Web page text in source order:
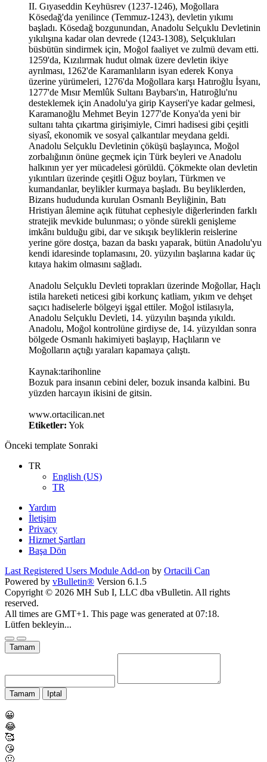
II. Gıyaseddin Keyhüsrev (1237-1246), Moğollara
Kösedağ'da yenilince (Temmuz-1243), devletin yıkımı
başladı. Kösedağ bozgunundan, Anadolu Selçuklu Devletinin
yıkılışına kadar olan devrede (1243-1308), Selçukluları
büsbütün sindirmek için, Moğol faaliyet ve zulmü devam etti.
1259'da, Kızılırmak hudut olmak üzere devletin ikiye
ayrılması, 1262'de Karamanlıların isyan ederek Konya
üzerine yürümeleri, 1276'da Moğollara karşı Hatıroğlu İsyanı,
1277'de Mısır Memlûk Sultanı Baybars'ın, Hatıroğlu'nu
desteklemek için Anadolu'ya girip Kayseri'ye kadar gelmesi,
Karamanoğlu Mehmet Beyin 1277'de Konya'da yeni bir
sultanı tahta çıkartma girişimiyle, Cimri hadisesi gibi çeşitli
siyasî, ekonomik ve sosyal çalkantılar meydana geldi.
Anadolu Selçuklu Devletinin çöküşü başlayınca, Moğol
zorbalığının önüne geçmek için Türk beyleri ve Anadolu
halkının yer yer mücadelesi görüldü. Çökmekte olan devletin
yıkıntıları üzerinde çeşitli Oğuz boyları, Türkmen ve
kumandanlar, beylikler kurmaya başladı. Bu beyliklerden,
Bizans hududunda kurulan Osmanlı Beyliğinin, Batı
Hristiyan âlemine açık fütuhat cephesiyle diğerlerinden farklı
stratejik mevkide bulunması; o yönde sürekli genişleme
imkânı bulduğu gibi, dar ve sıkışık beyliklerin reislerine
yerine göre dostça, bazan da baskı yaparak, bütün Anadolu'yu
kendi idaresinde toplamasını, 20. yüzyılın başlarına kadar üç
kıtaya hakim olmasını sağladı.
Anadolu Selçuklu Devleti toprakları üzerinde Moğollar, Haçlı
istila hareketi neticesi gibi korkunç katliam, yıkım ve dehşet
saçıcı hadiselerle bölgeyi işgal ettiler. Moğol istilasıyla,
Anadolu Selçuklu Devleti, 14. yüzyılın başında yıkıldı.
Anadolu, Moğol kontrolüne girdiyse de, 14. yüzyıldan sonra
bölgede Osmanlı hakimiyeti başlayıp, Haçlıların ve
Moğolların açtığı yaraları kapamaya çalıştı.
Kaynak:tarihonline
Bozuk para insanın cebini deler, bozuk insanda kalbini. Bu
yüzden harcayın ikisini de gitsin.
www.ortacilican.net
Etiketler: Yok
Önceki template Sonraki
TR
English (US)
TR
Yardım
İletişim
Privacy
Hizmet Şartları
Başa Dön
Last Registered Users Module Add-on by Ortacili Can
Powered by vBulletin® Version 6.1.5
Copyright © 2026 MH Sub I, LLC dba vBulletin. All rights
reserved.
All times are GMT+1. This page was generated at 07:18.
Lütfen bekleyin...
Tamam
Tamam Iptal
😀
😂
🥰
😘
🤢